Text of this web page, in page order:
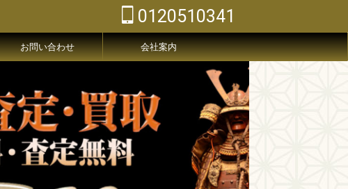
0120510341
お問い合わせ 会社案内